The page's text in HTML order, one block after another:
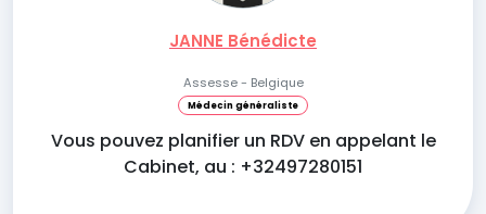
JANNE Bénédicte
Assesse - Belgique
Médecin généraliste
Vous pouvez planifier un RDV en appelant le
Cabinet, au : +32497280151